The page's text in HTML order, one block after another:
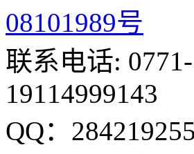
08101989号
联系电话:
19114999143
QQ：